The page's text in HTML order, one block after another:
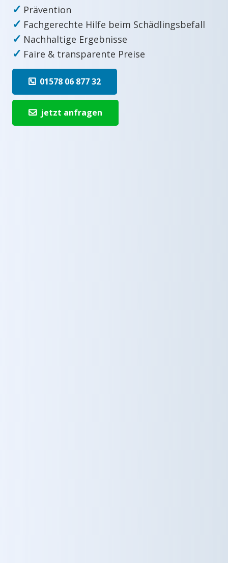
✓ Prävention
✓ Fachgerechte Hilfe beim Schädlingsbefall
✓ Nachhaltige Ergebnisse
✓ Faire & transparente Preise
01578 06 877 32
jetzt anfragen